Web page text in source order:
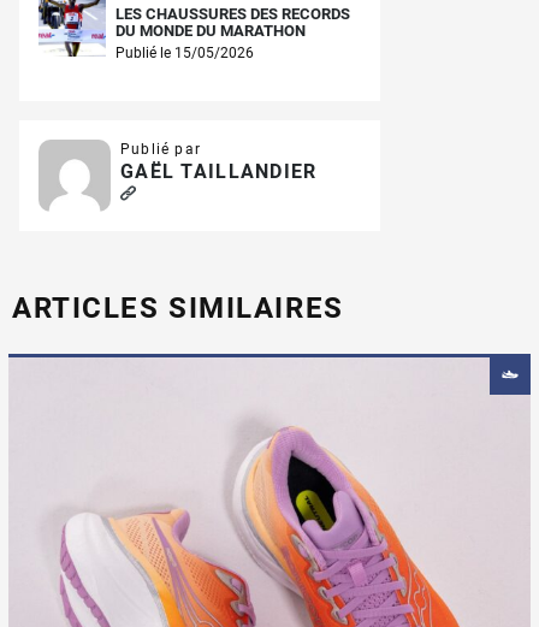
LES CHAUSSURES DES RECORDS
DU MONDE DU MARATHON
Publié le 15/05/2026
Publié par
GAËL TAILLANDIER
ARTICLES SIMILAIRES